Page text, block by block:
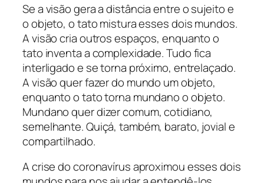
Se a visão gera a distância entre o sujeito e
o objeto, o tato mistura esses dois mundos.
A visão cria outros espaços, enquanto o
tato inventa a complexidade. Tudo fica
interligado e se torna próximo, entrelaçado.
A visão quer fazer do mundo um objeto,
enquanto o tato torna mundano o objeto.
Mundano quer dizer comum, cotidiano,
semelhante. Quiçá, também, barato, jovial e
compartilhado.
A crise do coronavírus aproximou esses dois